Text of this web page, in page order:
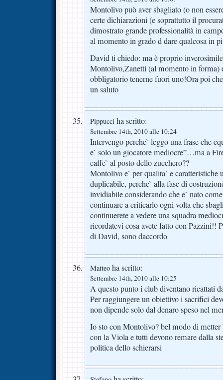
Montolivo può aver sbagliato (o non
certe dichiarazioni (e soprattutto il
dimostrato grande professionalità in
al momento in grado d dare qualcosa in
David ti chiedo: ma è proprio
Montolivo,Zanetti (al momento in forma)
obbligatorio tenerne fuori uno!Ora poi
un saluto
Pippucci ha scritto:
Settembre 14th, 2010 alle 10:24
Intervengo perche` leggo una frase che
e` solo un giocatore mediocre”…ma a
caffe` al posto dello zucchero??
Montolivo e` per qualita` e caratteristiche
duplicabile, perche` alla fase di
invidiabile considerando che e` nato
continuare a criticarlo ogni volta che
continuerete a vedere una squadra
ricordatevi cosa avete fatto con Pazzini!!
di David, sono daccordo
Matteo ha scritto:
Settembre 14th, 2010 alle 10:25
A questo punto i club diventano ricattati
Per raggiungere un obiettivo i sacrifici
non dipende solo dal denaro speso nel
Io sto con Montolivo? bel modo di
con la Viola e tutti devono remare dalla
politica dello schierarsi